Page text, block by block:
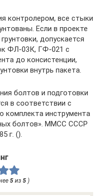
контролером, все стыки
Если в проекте
допускается
ФЛ-03К, ГФ-021 с
до консистенции,
внутрь пакета.
болтов и подготовки
в соответствии с
комплекта инструмента
болтов». ММСС СССР
г. ().
5 из 5 )